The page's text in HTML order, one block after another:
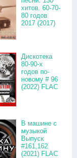
хитов. 60-70-
80 годов
2017 (2017)
Дискотека
80-90-х
годов по-
новому # 96
(2022) FLAC
В машине с
музыкой
Выпуск
#161,162
(2021) FLAC